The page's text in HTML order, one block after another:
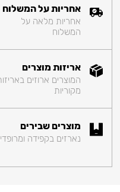
אחריות על המשלוח
אחריות מלאה על
המשלוח
אריזות מוצרים
המוצרים ארוזים
מקוריות
מוצרים שבירים
נארזים בקפידה